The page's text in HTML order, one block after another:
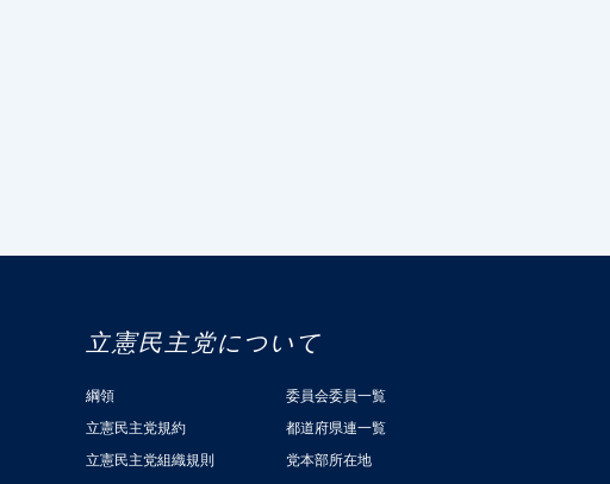
立憲民主党について
綱領
立憲民主党規約
立憲民主党組織規則
委員会委員一覧
都道府県連一覧
党本部所在地